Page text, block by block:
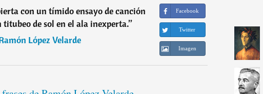
con un tímido ensayo de canción
titubeo de sol en el ala inexperta.”
López Velarde
Facebook
Twitter
Imagen